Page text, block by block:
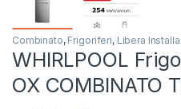
Combinato, Frigoriferi, Libera
WHIRLPOOL
OX COMBINATO